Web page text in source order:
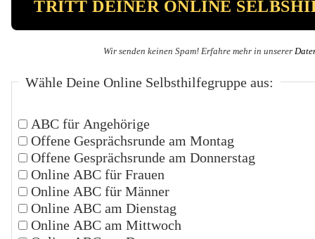
Wir senden keinen Spam! Erfahre mehr in unserer
Wähle Deine Online Selbsthilfegruppe aus:
ABC für Angehörige
Offene Gesprächsrunde am Montag
Offene Gesprächsrunde am Donnerstag
Online ABC für Frauen
Online ABC für Männer
Online ABC am Dienstag
Online ABC am Mittwoch